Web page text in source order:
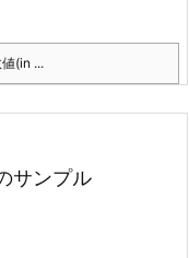
(in ...
サンプル